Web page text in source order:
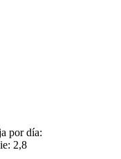
por día:
2,8